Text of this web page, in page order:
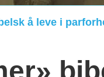
å leve i